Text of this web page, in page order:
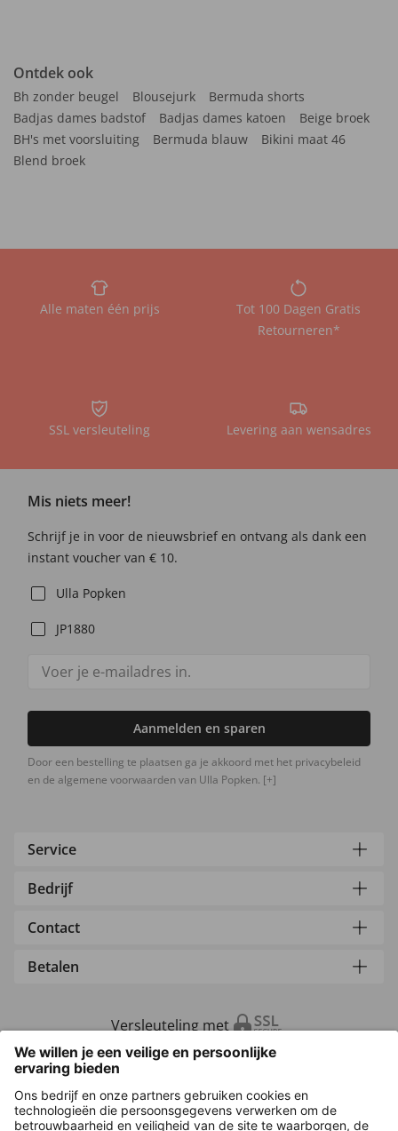
Ontdek ook
Bh zonder beugel Blousejurk
Bermuda shorts
Badjas dames badstof
Badjas dames katoen
Beige broek
BH's met voorsluiting
Bermuda blauw
Bikini maat 46
Blend broek
Alle maten één prijs
Tot 100 Dagen Gratis
Retourneren*
SSL versleuteling Levering aan wensadres
Mis niets meer!
Schrijf je in voor de nieuwsbrief en ontvang als dank een
instant voucher van € 10.
Ulla Popken
JP1880
Aanmelden en sparen
Door een bestelling te plaatsen ga je akkoord met het privacybeleid
en de algemene voorwaarden van Ulla Popken. [+]
Service
Bedrijf
Contact
Betalen
Versleuteling met
Overige webwinkels